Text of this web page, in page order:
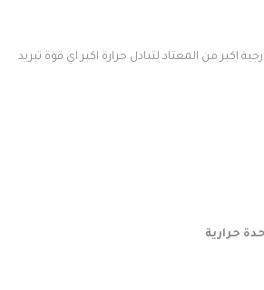
اكبر من المعتاد لتبادل حرارة اكبر اي قوة تبريد